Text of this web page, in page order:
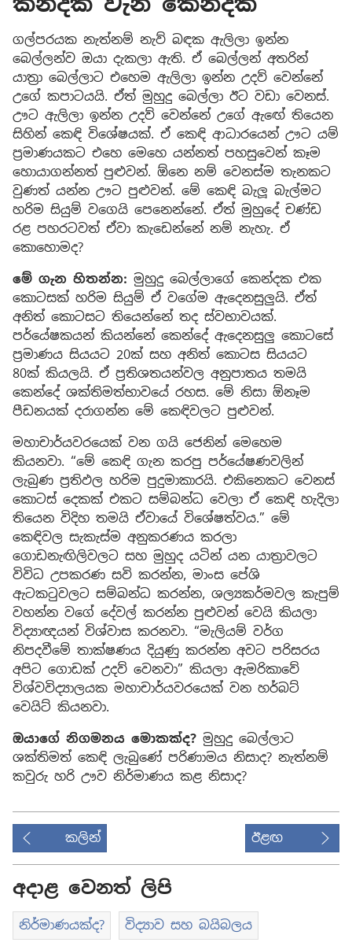
ගල්පරයක නැත්නම් නැව් බඳක ඇලිලා ඉන්න
බෙල්ලන්ව ඔයා දැකලා ඇති. ඒ බෙල්ලන් අතරින්
යාත්‍රා බෙල්ලාට එහෙම ඇලිලා ඉන්න උදව් වෙන්නේ
උගේ කපාටයයි. ඒත් මුහුදු බෙල්ලා ඊට වඩා වෙනස්.
ඌට ඇලිලා ඉන්න උදව් වෙන්නේ උගේ ඇඟේ තියෙන
සිහින් කෙඳි විශේෂයක්. ඒ කෙඳි ආධාරයෙන් ඌට යම්
ප්‍රමාණයකට එහෙ මෙහෙ යන්නත් පහසුවෙන් කෑම
හොයාගන්නත් පුළුවන්. ඕනෙ නම් වෙනස්ම තැනකට
වුණත් යන්න ඌට පුළුවන්. මේ කෙඳි බැලූ බැල්මට
හරිම සියුම් වගෙයි පෙනෙන්නේ. ඒත් මුහුදේ චණ්ඩ
රළ පහරටවත් ඒවා කැඩෙන්නේ නම් නැහැ. ඒ
කොහොමද?
මේ ගැන හිතන්න: මුහුදු බෙල්ලාගේ කෙන්දක එක
කොටසක් හරිම සියුම් ඒ වගේම ඇදෙනසුලුයි. ඒත්
අනිත් කොටසට තියෙන්නේ තද ස්වභාවයක්.
පර්යේෂකයන් කියන්නේ කෙන්දේ ඇදෙනසුලු කොටසේ
ප්‍රමාණය සියයට 20ක් සහ අනිත් කොටස සියයට
80ක් කියලයි. ඒ ප්‍රතිශතයන්වල අනුපාතය තමයි
කෙන්දේ ශක්තිමත්භාවයේ රහස. මේ නිසා ඕනෑම
පීඩනයක් දරාගන්න මේ කෙඳිවලට පුළුවන්.
මහාචාර්යවරයෙක් වන ගයි ජෙනින් මෙහෙම
කියනවා. “මේ කෙඳි ගැන කරපු පර්යේෂණවලින්
ලැබුණ ප්‍රතිඵල හරිම පුදුමාකාරයි. එකිනෙකට වෙනස්
කොටස් දෙකක් එකට සම්බන්ධ වෙලා ඒ කෙඳි හැදිලා
තියෙන විදිහ තමයි ඒවායේ විශේෂත්වය.” මේ
කෙඳිවල සැකැස්ම අනුකරණය කරලා
ගොඩනැඟිලිවලට සහ මුහුද යටින් යන යාත්‍රාවලට
විවිධ උපකරණ සවි කරන්න, මාංස පේශි
ඇටකටුවලට සම්බන්ධ කරන්න, ශල්‍යකර්මවල කැපුම්
වහන්න වගේ දේවල් කරන්න පුළුවන් වෙයි කියලා
විද්‍යාඥයන් විශ්වාස කරනවා. “මැලියම් වර්ග
නිපදවීමේ තාක්ෂණය දියුණු කරන්න අවට පරිසරය
අපිට ගොඩක් උදව් වෙනවා” කියලා ඇමරිකාවේ
විශ්වවිද්‍යාලයක මහාචාර්යවරයෙක් වන හර්බට්
වෙයිට් කියනවා.
ඔයාගේ නිගමනය මොකක්ද? මුහුදු බෙල්ලාට
ශක්තිමත් කෙඳි ලැබුණේ පරිණාමය නිසාද? නැත්නම්
කවුරු හරි ඌව නිර්මාණය කළ නිසාද?
කලින් ඊළඟ
අදාළ වෙනත් ලිපි
නිර්මාණයක්ද? විද්‍යාව සහ බයිබලය